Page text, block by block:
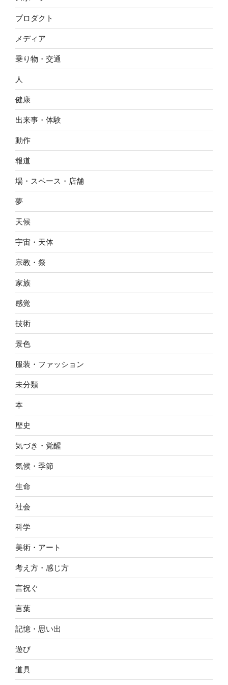
プロダクト
メディア
乗り物・交通
人
健康
出来事・体験
動作
報道
場・スペース・店舗
夢
天候
宇宙・天体
宗教・祭
家族
感覚
技術
景色
服装・ファッション
未分類
本
歴史
気づき・覚醒
気候・季節
生命
社会
科学
美術・アート
考え方・感じ方
言祝ぐ
言葉
記憶・思い出
遊び
道具